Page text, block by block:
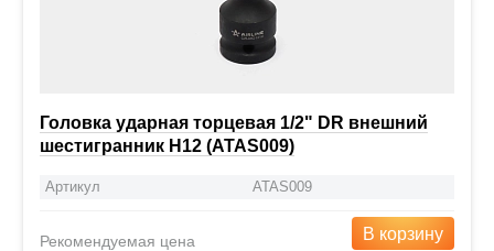
Головка ударная торцевая 1/2" DR внешний
шестигранник H12 (ATAS009)
Артикул ATAS009
Рекомендуемая цена В корзину